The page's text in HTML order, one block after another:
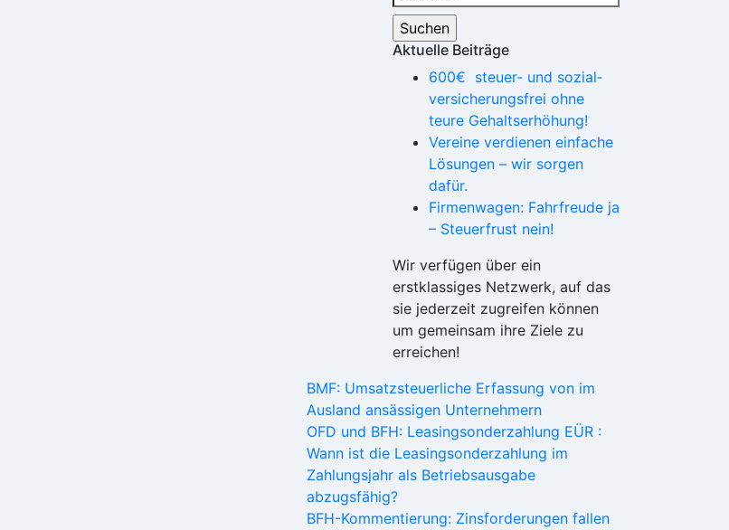
nach:
Aktuelle Beiträge
600€ steuer- und so­zial­
ver­si­che­rungs­frei ohne
teure Gehaltserhöhung!
Vereine verdienen einfache
Lösungen – wir sorgen
dafür.
Firmenwagen: Fahrfreude ja
– Steuerfrust nein!
Wir verfügen über ein
erstklassiges Netzwerk, auf das
sie jederzeit zugreifen können
um gemeinsam ihre Ziele zu
erreichen!
BMF: Umsatzsteuerliche Erfassung von im
Ausland ansässigen Unternehmern
OFD und BFH: Leasingsonderzahlung EÜR :
Wann ist die Leasingsonderzahlung im
Zahlungsjahr als Betriebsausgabe
abzugsfähig?
BFH-Kommentierung: Zinsforderungen fallen